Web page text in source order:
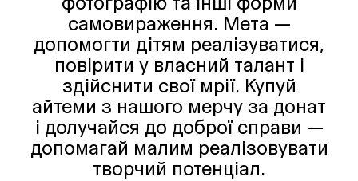
самовираження. Мета —
допомогти дітям реалізуватися,
повірити у власний талант і
здійснити свої мрії. Купуй
айтеми з нашого мерчу за донат
і долучайся до доброї справи —
допомагай малим реалізовувати
творчий потенціал.